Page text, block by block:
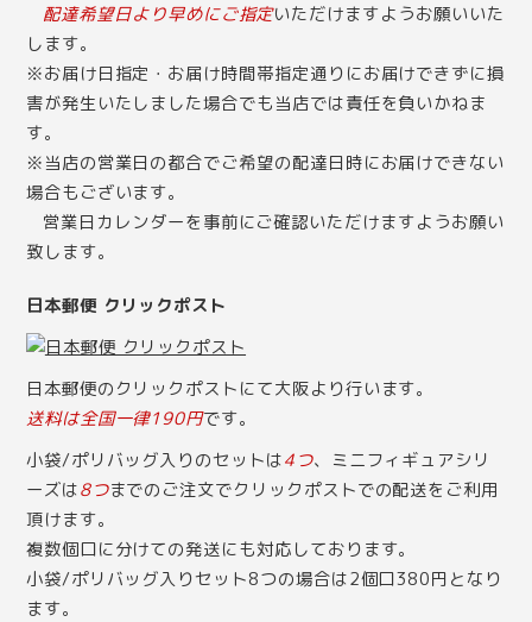
配達希望日より早めにご指定いただけますようお願いいた
します。
※お届け日指定・お届け時間帯指定通りにお届けできずに損
害が発生いたしました場合でも当店では責任を負いかねま
す。
※当店の営業日の都合でご希望の配達日時にお届けできない
場合もございます。
営業日カレンダーを事前にご確認いただけますようお願い
致します。
日本郵便 クリックポスト
日本郵便のクリックポストにて大阪より行います。
送料は全国一律190円です。
小袋/ポリバッグ入りのセットは4つ、ミニフィギュアシリ
ーズは8つまでのご注文でクリックポストでの配送をご利用
頂けます。
複数個口に分けての発送にも対応しております。
小袋/ポリバッグ入りセット8つの場合は2個口380円となり
ます。